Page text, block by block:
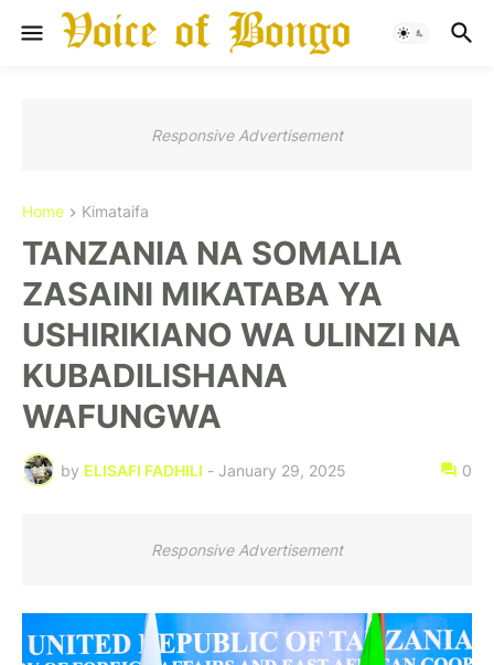
Responsive Advertisement
Home Kimataifa
TANZANIA NA SOMALIA
ZASAINI MIKATABA YA
USHIRIKIANO WA ULINZI NA
KUBADILISHANA
WAFUNGWA
by ELISAFI FADHILI - January 29, 2025 0
Responsive Advertisement